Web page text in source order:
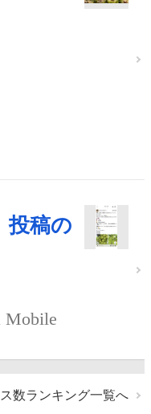
投稿の
Mobile
数ランキング一覧へ